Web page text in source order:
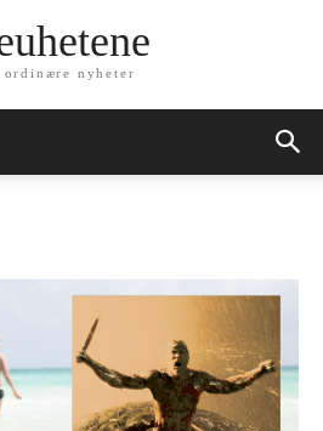
ordinære nyheter